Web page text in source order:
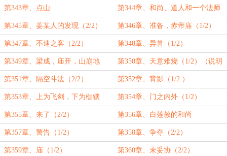
第343章、点山 第344章、和尚、道人和一个法师
（1/2）
第345章、姜某人的发现（2/2） 第346章、准备，赤帝庙（1/2）
第347章、不速之客（2/2） 第348章、异兽（1/2）
第349章、梁成，庙开，山崩地
裂！（2/2）
第350章、天意难烧（1/2）（说明
书性质章节）
第351章、隔空斗法（2/2） 第352章、背影（1/2 ）
第353章、上为飞剑，下为枷锁
（2/2）
第354章、门之内外（1/2）
第355章、来了（2/2） 第356章、白莲教的和尚
第357章、警告（1/2） 第358章、争夺（2/2）
第359章、庙（1/2） 第360章、未妥协（2/2）